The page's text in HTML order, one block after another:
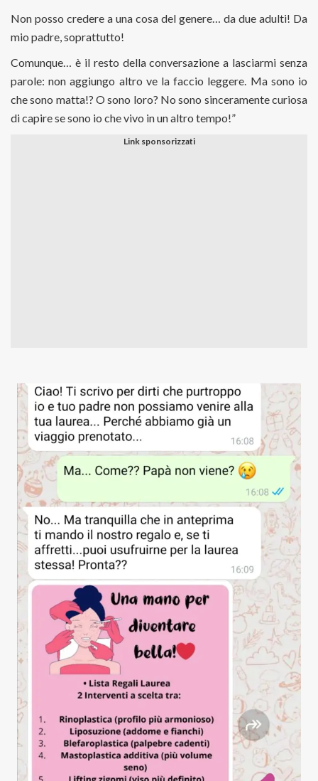
Non posso credere a una cosa del genere… da due adulti! Da
mio padre, soprattutto!
Comunque… è il resto della conversazione a lasciarmi senza
parole: non aggiungo altro ve la faccio leggere. Ma sono io
che sono matta!? O sono loro? No sono sinceramente curiosa
di capire se sono io che vivo in un altro tempo!”